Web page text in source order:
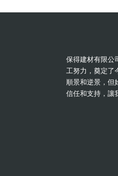
保得建材有限公
工努力，奠定了
順景和逆景，但
信任和支持，讓